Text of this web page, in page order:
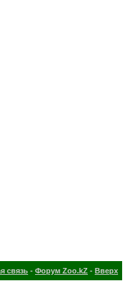
связь - Форум Zoo.kZ - Вверх